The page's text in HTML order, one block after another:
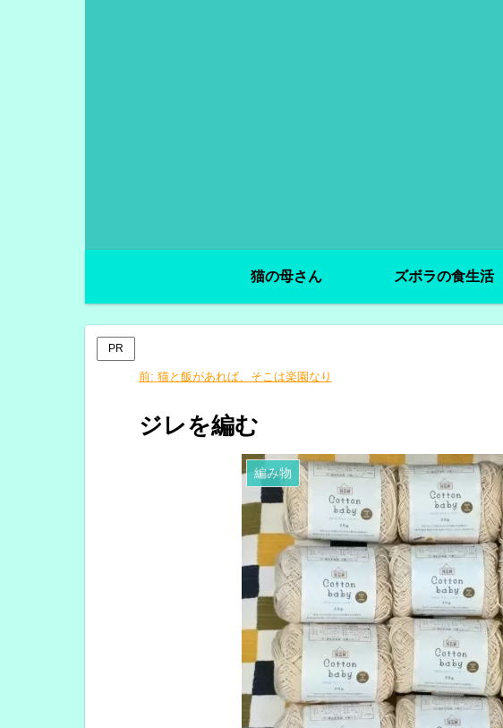
猫の母さん ズボラの食生活
PR
前: 猫と飯があれば、そこは楽園なり
ジレを編む
編み物